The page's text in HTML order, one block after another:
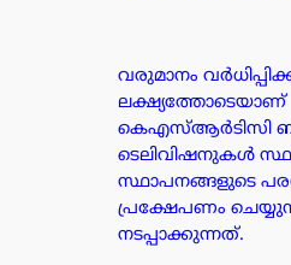
വരുമാനം
ലക്ഷ്യത്തോടെയാണ്
കെഎസ്ആർടിസി
ടെലിവിഷനുകൾ
സ്ഥാപനങ്ങളുടെ
പ്രക്ഷേപണം
നടപ്പാക്കുന്നത്.